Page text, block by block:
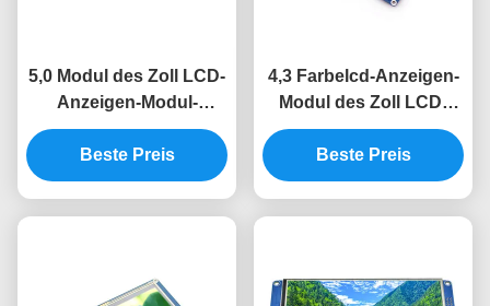
5,0 Modul des Zoll LCD-
Anzeigen-Modul-
800*480 SSD1963 8080
LCD TFT
Beste Preis
4,3 Farbelcd-Anzeigen-
Modul des Zoll LCD-
Anzeigen-Modul-
480x272 Tft Lcd der
Anzeigen-SSD1963
Beste Preis